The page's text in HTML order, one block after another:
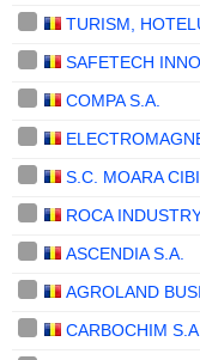
COMPA S.A.
ASCENDIA S.A.
CARBOCHIM S.A.